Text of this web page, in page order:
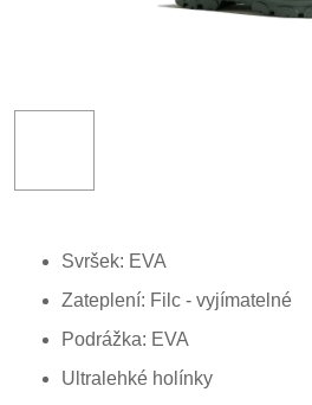
Svršek: EVA
Zateplení: Filc - vyjímatelné
Podrážka: EVA
Ultralehké holínky